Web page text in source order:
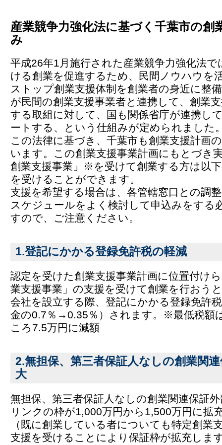
産業競争力強化法に基づく千葉市の創
み
平成26年1月施行された産業競争力強化法で
ける創業を促進するため、民間ノウハウを
ストップ創業支援体制を創業者の身近に整
が民間の創業支援事業者と連携して、創業
する取組に対して、国も関係省庁が連携し
ートする、という仕組みが定められました
この法律に基づき、千葉市も創業支援計画
います。この創業支援事業計画にもとづき
創業支援事業」※を受けて創業する方は以
を受けることができます。
支援を希望する場合は、各管轄窓口との調
スケジュールをよく検討して申込みをする
すので、ご注意ください。
1.登記にかかる登録免許税の軽減
認定を受けた創業支援事業計画に位置付け
業支援事業」の支援を受けて創業を行おう
会社を設立する際、登記にかかる登録免許
金の0.7％→0.35％）されます。※最低税額
ころ7.5万円に減額
2.無担保、第三者保証人なしの創業関
大
無担保、第三者保証人なしの創業関連保証
リンクの枠が1,000万円から1,500万円に拡
（既に創業している者についても特定創業
支援を受けることにより保証枠が拡充しま